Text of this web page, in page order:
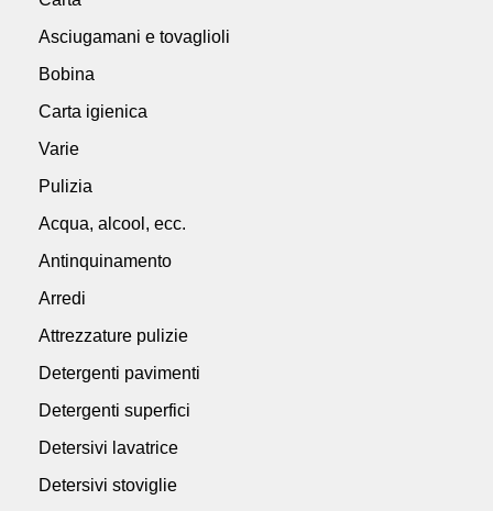
Asciugamani e tovaglioli
Bobina
Carta igienica
Varie
Pulizia
Acqua, alcool, ecc.
Antinquinamento
Arredi
Attrezzature pulizie
Detergenti pavimenti
Detergenti superfici
Detersivi lavatrice
Detersivi stoviglie